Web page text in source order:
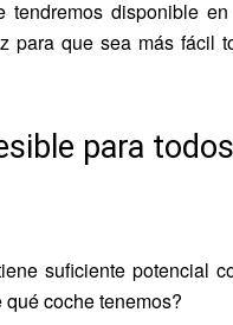
disponible
para que sea más fácil
para
suficiente potencial
coche tenemos?